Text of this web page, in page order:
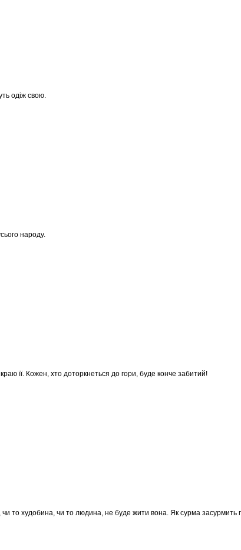
одіж свою.
народу.
її. Кожен, хто доторкнеться до гори, буде конче забитий!
то худобина, чи то людина, не буде жити вона. Як сурма засурмить